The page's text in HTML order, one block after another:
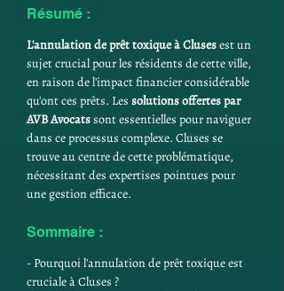
Résumé :
L'annulation de prêt toxique à Cluses est un
sujet crucial pour les résidents de cette ville,
en raison de l'impact financier considérable
qu'ont ces prêts. Les solutions offertes par
AVB Avocats sont essentielles pour naviguer
dans ce processus complexe. Cluses se
trouve au centre de cette problématique,
nécessitant des expertises pointues pour
une gestion efficace.
Sommaire :
- Pourquoi l'annulation de prêt toxique est
cruciale à Cluses ?